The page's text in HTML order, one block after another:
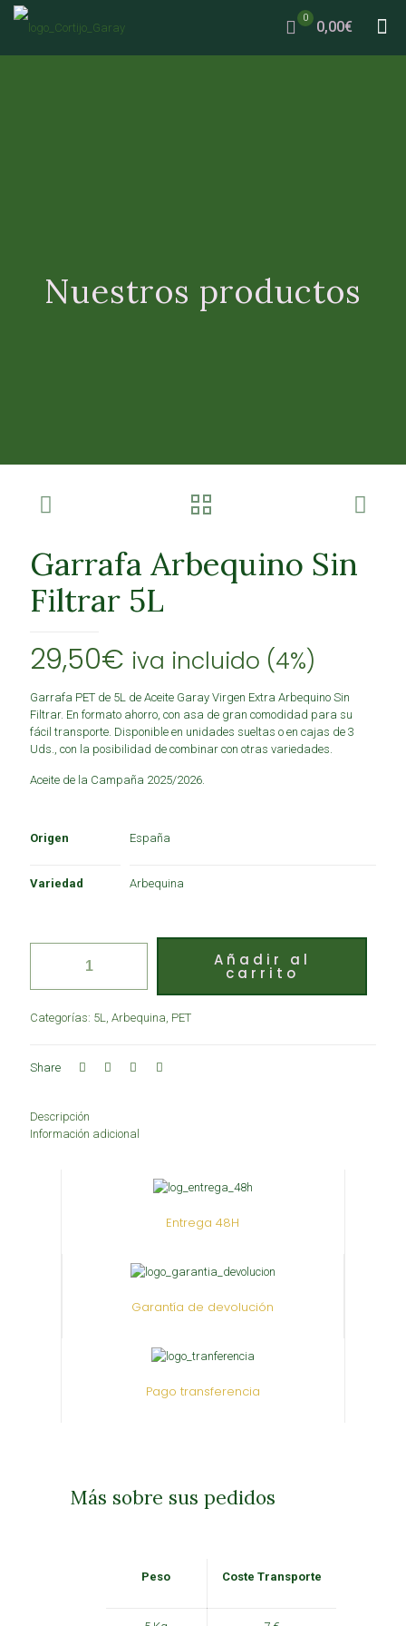
0
0,00€
Nuestros productos
Garrafa Arbequino Sin
Filtrar 5L
29,50€ iva incluido (4%)
Garrafa PET de 5L de Aceite Garay Virgen Extra Arbequino Sin
Filtrar. En formato ahorro, con asa de gran comodidad para su
fácil transporte. Disponible en unidades sueltas o en cajas de 3
Uds., con la posibilidad de combinar con otras variedades.
Aceite de la Campaña 2025/2026.
Origen España
Variedad Arbequina
Añadir al
carrito
Categorías: 5L, Arbequina, PET
Share
Descripción
Información adicional
Entrega 48H
Garantía de devolución
Pago transferencia
Más sobre sus pedidos
Peso Coste Transporte